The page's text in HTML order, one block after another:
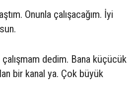
Onunla çalışacağım. İyi
dedim. Bana küçücük
bir kanal ya. Çok büyük